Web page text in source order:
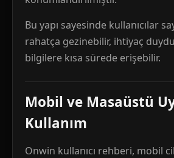
Bu yapı sayesinde kullanıcılar
rahatça gezinebilir, ihtiyaç
bilgilere kısa sürede erişebilir.
Mobil ve Masaüstü
Kullanım
Onwin kullanıcı rehberi, mobil